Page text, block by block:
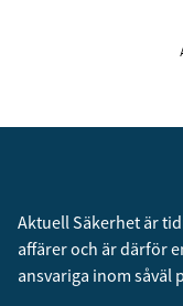
Aktuell Säkerhet är
affärer och är därför
ansvariga inom såväl